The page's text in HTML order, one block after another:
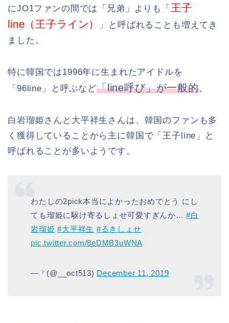
にJO1ファンの間では「兄弟」よりも「 王子
line（王子ライン）
」と呼ばれることも増えてき
ました。
特に韓国では1996年に生まれたアイドルを
「96line」と呼ぶなど「line呼び」が一般的。
白岩瑠姫さんと大平祥生さんは、韓国のファンも多
く獲得していることから主に韓国で「王子line」と
呼ばれることが多いようです。
わたしの2pick本当によかったおめでとう にし
ても瑠姫に駆け寄るしょせ可愛すぎんか…#白
岩瑠姫 #大平祥生 #るきしょせ
pic.twitter.com/8eDMB3uWNA
— ⁷ (@__oct513) December 11, 2019